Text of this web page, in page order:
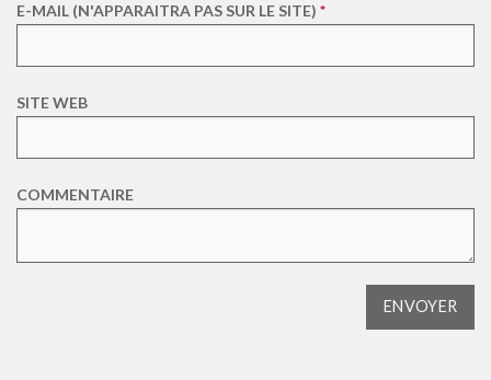
E-MAIL (N'APPARAITRA PAS SUR LE SITE) *
SITE WEB
COMMENTAIRE